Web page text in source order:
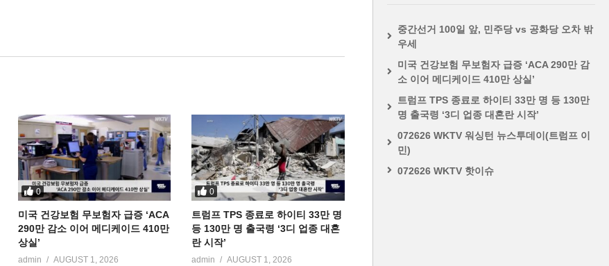
0
미국 건강보험 무보험자 급증 ‘ACA
290만 감소 이어 메디케이드 410만
상실’
admin AUGUST 1, 2026
0
트럼프 TPS 종료로 하이티 33만 명
등 130만 명 출국령 ‘3디 업종 대혼
란 시작’
admin AUGUST 1, 2026
중간선거 100일 앞, 민주당 vs 공화당 오차 밖
우세
미국 건강보험 무보험자 급증 ‘ACA 290만 감
소 이어 메디케이드 410만 상실’
트럼프 TPS 종료로 하이티 33만 명 등 130만
명 출국령 ‘3디 업종 대혼란 시작’
072626 WKTV 워싱턴 뉴스투데이(트럼프 이
민)
072626 WKTV 핫이슈